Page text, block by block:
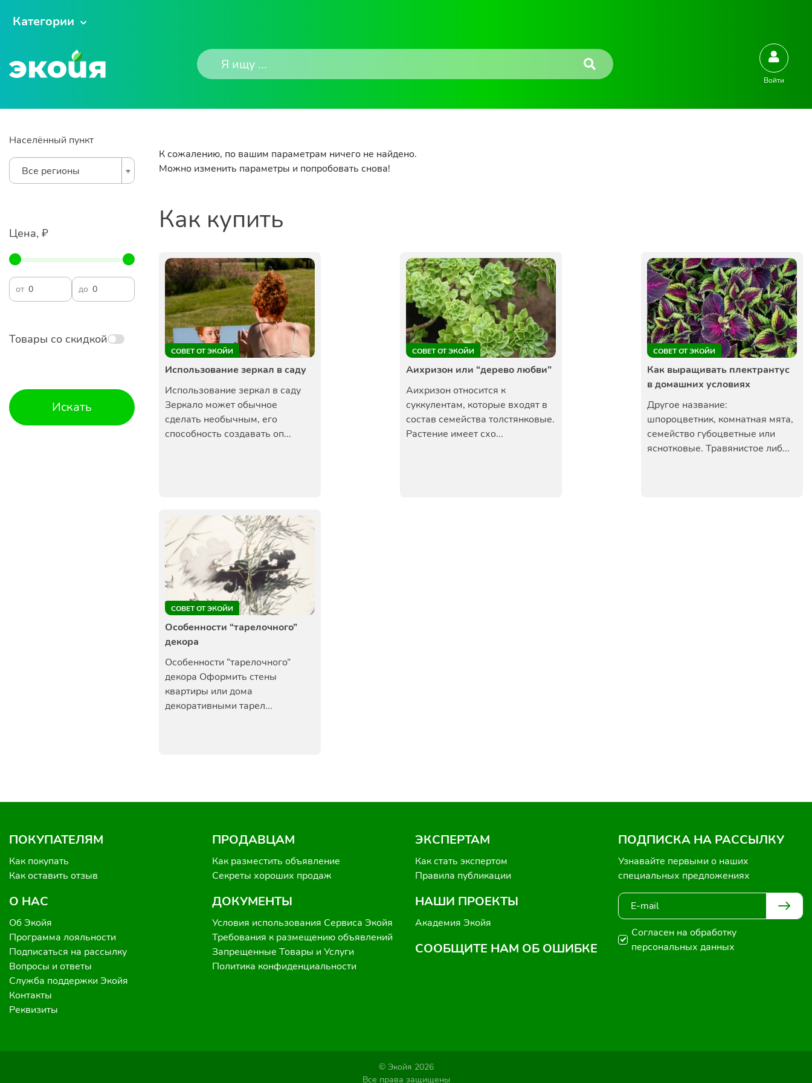
Категории
Войти
Населённый пункт
Все регионы
Цена, ₽
от до
Товары со скидкой
Искать
К сожалению, по вашим параметрам ничего не найдено.
Можно изменить параметры и попробовать снова!
Как купить
СОВЕТ ОТ ЭКОЙИ
Использование зеркал в саду
Использование зеркал в саду
Зеркало может обычное
сделать необычным, его
способность создавать оп...
СОВЕТ ОТ ЭКОЙИ
Аихризон или “дерево любви”
Аихризон относится к
суккулентам, которые входят в
состав семейства толстянковые.
Растение имеет схо...
СОВЕТ ОТ ЭКОЙИ
Как выращивать плектрантус
в домашних условиях
Другое название:
шпороцветник, комнатная мята,
семейство губоцветные или
яснотковые. Травянистое либ...
СОВЕТ ОТ ЭКОЙИ
Особенности “тарелочного”
декора
Особенности “тарелочного”
декора Оформить стены
квартиры или дома
декоративными тарел...
ПОКУПАТЕЛЯМ
Как покупать
Как оставить отзыв
О НАС
Об Экойя
Программа лояльности
Подписаться на рассылку
Вопросы и ответы
Служба поддержки Экойя
Контакты
Реквизиты
ПРОДАВЦАМ
Как разместить объявление
Секреты хороших продаж
ДОКУМЕНТЫ
Условия использования Сервиса Экойя
Требования к размещению объявлений
Запрещенные Товары и Услуги
Политика конфиденциальности
ЭКСПЕРТАМ
Как стать экспертом
Правила публикации
НАШИ ПРОЕКТЫ
Академия Экойя
СООБЩИТЕ НАМ ОБ ОШИБКЕ
ПОДПИСКА НА РАССЫЛКУ
Узнавайте первыми о наших
специальных предложениях
Согласен на обработку
персональных данных
© Экойя 2026
Все права защищены